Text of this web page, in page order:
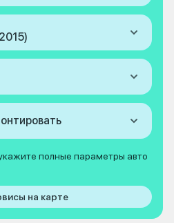
полные параметры авто
на карте